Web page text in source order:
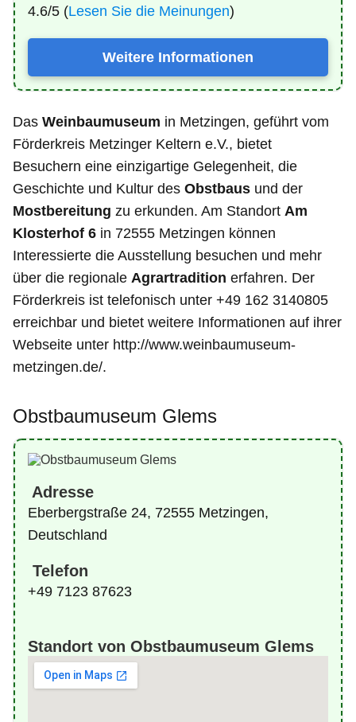
4.6/5 (Lesen Sie die Meinungen)
Weitere Informationen
Das Weinbaumuseum in Metzingen, geführt vom
Förderkreis Metzinger Keltern e.V., bietet
Besuchern eine einzigartige Gelegenheit, die
Geschichte und Kultur des Obstbaus und der
Mostbereitung zu erkunden. Am Standort Am
Klosterhof 6 in 72555 Metzingen können
Interessierte die Ausstellung besuchen und mehr
über die regionale Agrartradition erfahren. Der
Förderkreis ist telefonisch unter +49 162 3140805
erreichbar und bietet weitere Informationen auf ihrer
Webseite unter http://www.weinbaumuseum-
metzingen.de/.
Obstbaumuseum Glems
Adresse
Eberbergstraße 24, 72555 Metzingen,
Deutschland
Telefon
+49 7123 87623
Standort von Obstbaumuseum Glems